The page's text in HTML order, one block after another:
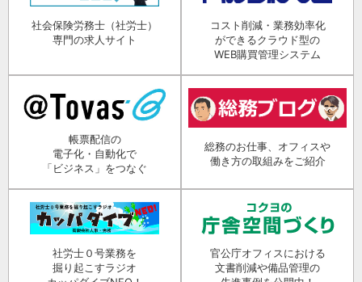
社会保険労務士（社労士）
専門の求人サイト
コスト削減・業務効率化
ができるクラウド型の
WEB購買管理システム
帳票配信の
電子化・自動化で
「ビジネス」をつなぐ
総務のお仕事、オフィスや
働き方の取組みをご紹介
社労士０号業務を
掘り起こすラジオ
官公庁オフィスにおける
文書削減や備品管理の